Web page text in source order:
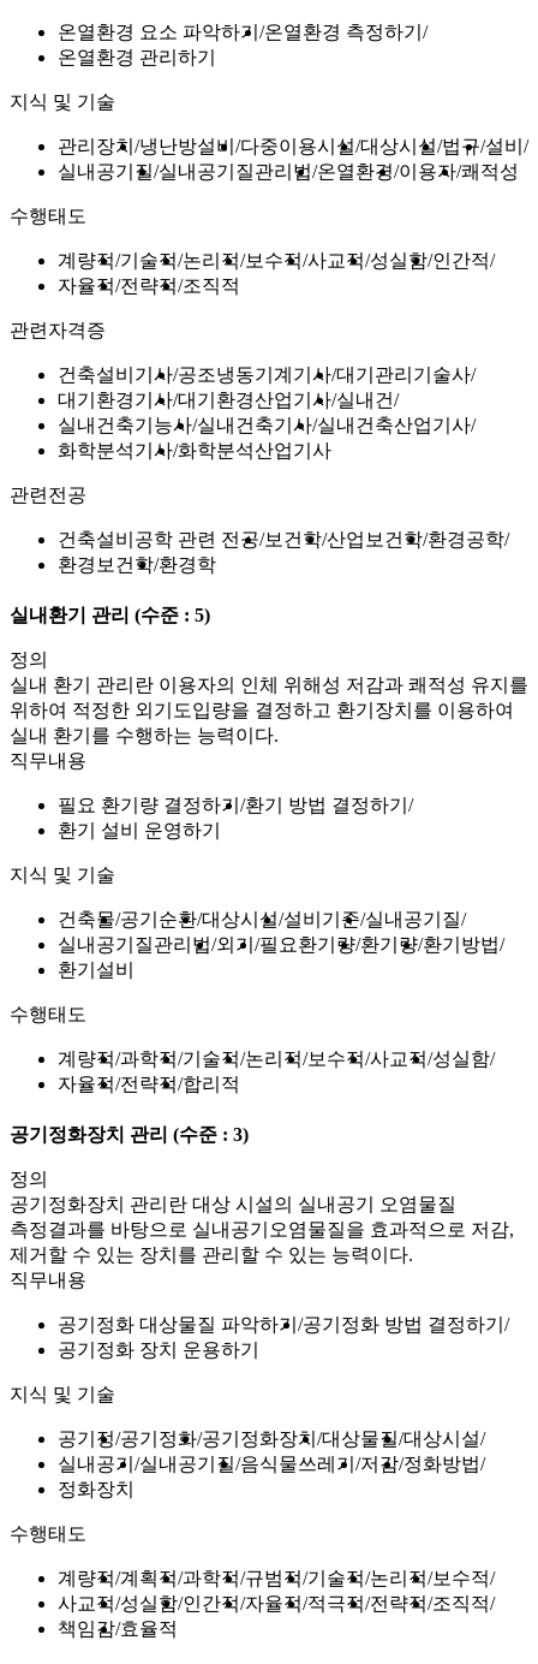
온열환경 요소 파악하기
온열환경 측정하기
온열환경 관리하기
지식 및 기술
관리장치 냉난방설비 다중이용시설 대상시설 법규 설비
실내공기질 실내공기질관리법 온열환경 이용자 쾌적성
수행태도
계량적 기술적 논리적 보수적 사교적 성실함 인간적
자율적 전략적 조직적
관련자격증
건축설비기사 공조냉동기계기사 대기관리기술사
대기환경기사 대기환경산업기사 실내건
실내건축기능사 실내건축기사 실내건축산업기사
화학분석기사 화학분석산업기사
관련전공
건축설비공학 관련 전공 보건학 산업보건학 환경공학
환경보건학 환경학
실내환기 관리 (수준 : 5)
정의
실내 환기 관리란 이용자의 인체 위해성 저감과 쾌적성 유지를
위하여 적정한 외기도입량을 결정하고 환기장치를 이용하여
실내 환기를 수행하는 능력이다.
직무내용
필요 환기량 결정하기
환기 방법 결정하기
환기 설비 운영하기
지식 및 기술
건축물 공기순환 대상시설 설비기준 실내공기질
실내공기질관리법 외기 필요환기량 환기량 환기방법
환기설비
수행태도
계량적 과학적 기술적 논리적 보수적 사교적 성실함
자율적 전략적 합리적
공기정화장치 관리 (수준 : 3)
정의
공기정화장치 관리란 대상 시설의 실내공기 오염물질
측정결과를 바탕으로 실내공기오염물질을 효과적으로 저감,
제거할 수 있는 장치를 관리할 수 있는 능력이다.
직무내용
공기정화 대상물질 파악하기
공기정화 방법 결정하기
공기정화 장치 운용하기
지식 및 기술
공기정 공기정화 공기정화장치 대상물질 대상시설
실내공기
실내공기질 음식물쓰레기 저감 정화방법
정화장치
수행태도
계량적 계획적 과학적 규범적 기술적 논리적 보수적
사교적 성실함 인간적 자율적 적극적 전략적 조직적
책임감 효율적